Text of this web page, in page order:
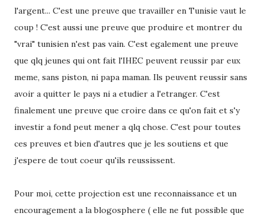
l'argent... C'est une preuve que travailler en Tunisie vaut le
coup ! C'est aussi une preuve que produire et montrer du
"vrai" tunisien n'est pas vain. C'est egalement une preuve
que qlq jeunes qui ont fait l'IHEC peuvent reussir par eux
meme, sans piston, ni papa maman. Ils peuvent reussir sans
avoir a quitter le pays ni a etudier a l'etranger. C'est
finalement une preuve que croire dans ce qu'on fait et s'y
investir a fond peut mener a qlq chose. C'est pour toutes
ces preuves et bien d'autres que je les soutiens et que
j'espere de tout coeur qu'ils reussissent.
Pour moi, cette projection est une reconnaissance et un
encouragement a la blogosphere ( elle ne fut possible que